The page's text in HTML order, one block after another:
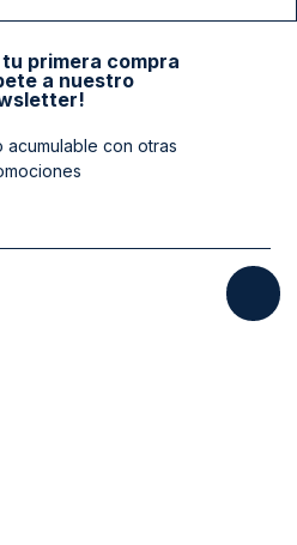
primera compra
a nuestro
con otras